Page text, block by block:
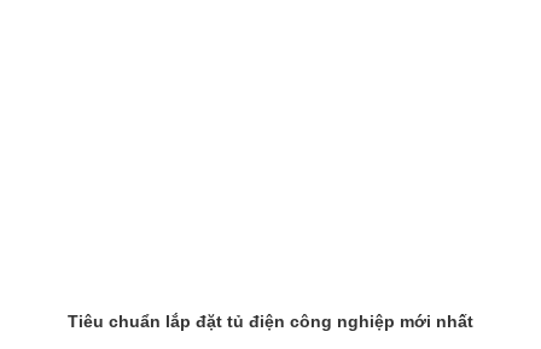
Tiêu chuẩn lắp đặt tủ điện công nghiệp mới nhất